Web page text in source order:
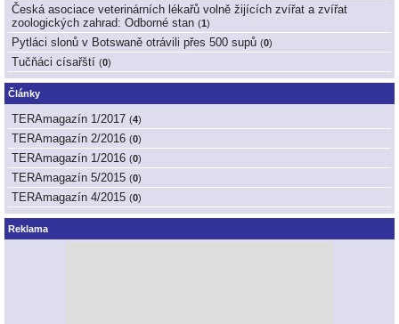
Česká asociace veterinárních lékařů volně žijících zvířat a zvířat
zoologických zahrad: Odborné stan (1 )
Pytláci slonů v Botswaně otrávili přes 500 supů (0)
Tučňáci císařští (0)
Články
TERAmagazín 1/2017 (4)
TERAmagazín 2/2016 (0)
TERAmagazín 1/2016 (0)
TERAmagazín 5/2015 (0)
TERAmagazín 4/2015 (0)
Reklama